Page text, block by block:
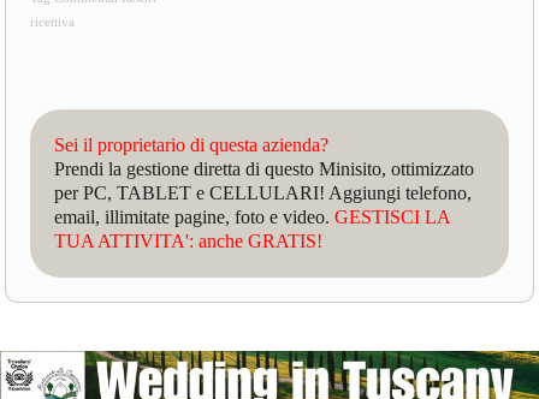
ricettiva
Sei il proprietario di questa azienda?
Prendi la gestione diretta di questo Minisito, ottimizzato
per PC, TABLET e CELLULARI! Aggiungi telefono,
email, illimitate pagine, foto e video.GESTISCI LA
TUA ATTIVITA': anche GRATIS!